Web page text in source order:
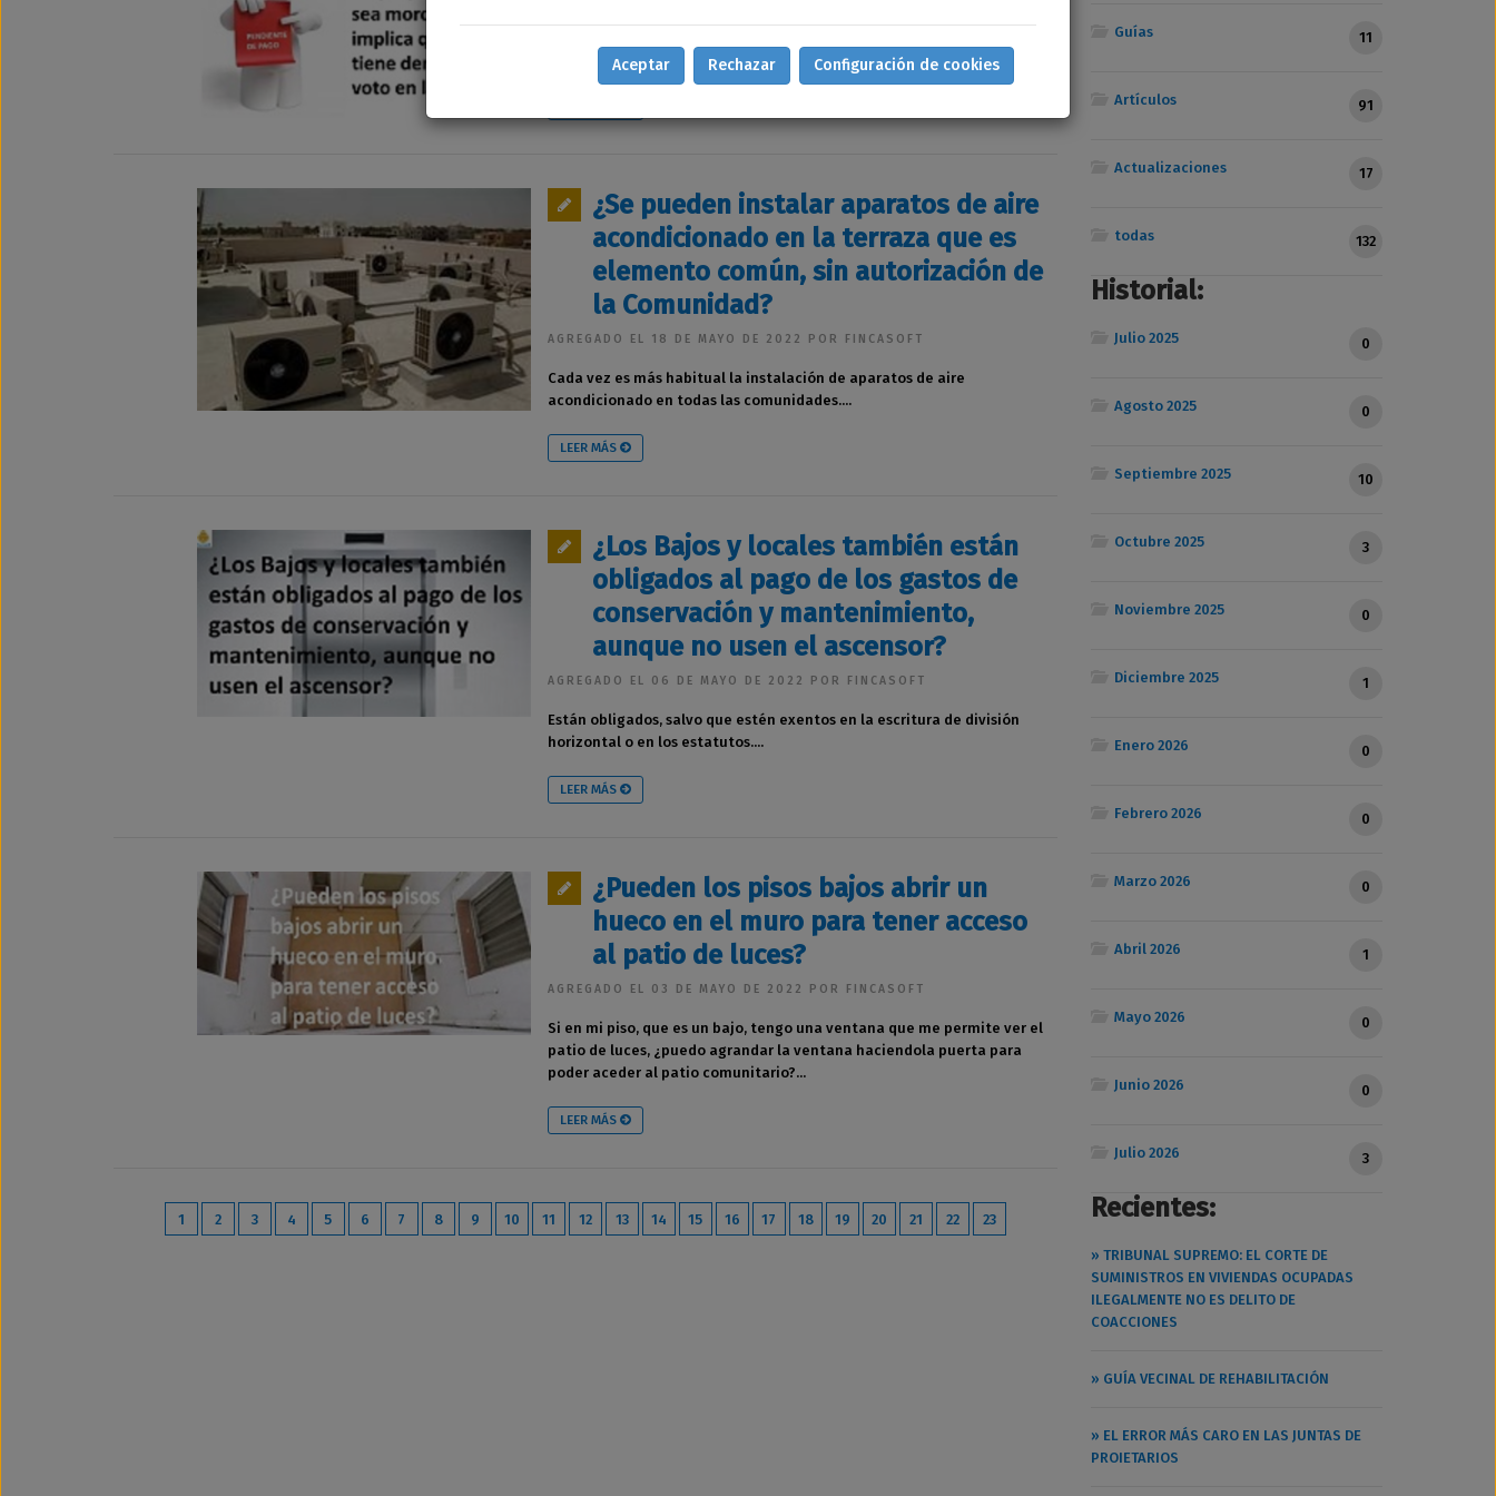
Cuidado, debe de habérsele advertido en la convocatoria previa....
¿Se pueden instalar aparatos de aire
acondicionado en la terraza que es
elemento común, sin autorización de
la Comunidad?
AGREGADO EL 18 DE MAYO DE 2022 POR FINCASOFT
Cada vez es más habitual la instalación de aparatos de aire
acondicionado en todas las comunidades....
LEER MÁS
¿Los Bajos y locales también están
obligados al pago de los gastos de
conservación y mantenimiento,
aunque no usen el ascensor?
AGREGADO EL 06 DE MAYO DE 2022 POR FINCASOFT
Están obligados, salvo que estén exentos en la escritura de división
horizontal o en los estatutos....
LEER MÁS
¿Pueden los pisos bajos abrir un
hueco en el muro para tener acceso
al patio de luces?
AGREGADO EL 03 DE MAYO DE 2022 POR FINCASOFT
Si en mi piso, que es un bajo, tengo una ventana que me permite ver el
patio de luces, ¿puedo agrandar la ventana haciendola puerta para
poder aceder al patio comunitario?...
LEER MÁS
1 2 3 4 5 6 7 8 9 10 11 12 13 14 15 16 17 18 19 20 21 22 23
Guías 11
Artículos 91
Actualizaciones 17
todas 132
Historial:
Julio 2025 0
Agosto 2025 0
Septiembre 2025 10
Octubre 2025 3
Noviembre 2025 0
Diciembre 2025 1
Enero 2026 0
Febrero 2026 0
Marzo 2026 0
Abril 2026 1
Mayo 2026 0
Junio 2026 0
Julio 2026 3
Recientes:
» TRIBUNAL SUPREMO: EL CORTE DE
SUMINISTROS EN VIVIENDAS OCUPADAS
ILEGALMENTE NO ES DELITO DE
COACCIONES
» GUÍA VECINAL DE REHABILITACIÓN
» EL ERROR MÁS CARO EN LAS JUNTAS DE
PROIETARIOS
Aceptar Rechazar Configuración de cookies